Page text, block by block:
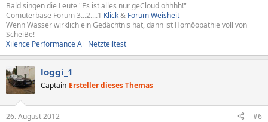
Bald singen die Leute "Es ist alles nur geCloud ohhhh!"
Comuterbase Forum 3...2....1 Klick& Forum Weisheit
Wenn Wasser wirklich ein Gedächtnis hat, dann ist Homöopathie voll von
ScheiBe!
Xilence Performance A+ Netzteiltest
loggi_1
Captain Ersteller dieses Themas
26. August 2012 #6